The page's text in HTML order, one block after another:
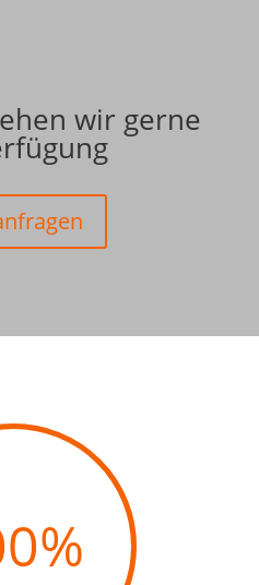
wir gerne
%